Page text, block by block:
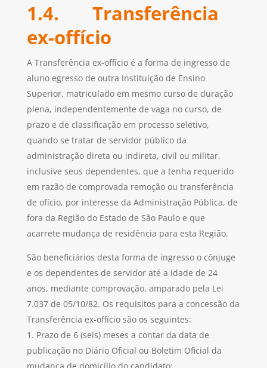
1.4. Transferência
ex-offício
A Transferência ex-offício é a forma de ingresso de
aluno egresso de outra Instituição de Ensino
Superior, matriculado em mesmo curso de duração
plena, independentemente de vaga no curso, de
prazo e de classificação em processo seletivo,
quando se tratar de servidor público da
administração direta ou indireta, civil ou militar,
inclusive seus dependentes, que a tenha requerido
em razão de comprovada remoção ou transferência
de ofício, por interesse da Administração Pública, de
fora da Região do Estado de São Paulo e que
acarrete mudança de residência para esta Região.
São beneficiários desta forma de ingresso o cônjuge
e os dependentes de servidor até a idade de 24
anos, mediante comprovação, amparado pela Lei
7.037 de 05/10/82. Os requisitos para a concessão da
Transferência ex-offício são os seguintes:
Prazo de 6 (seis) meses a contar da data de
publicação no Diário Oficial ou Boletim Oficial da